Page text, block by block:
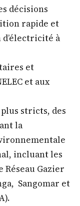
décisions
rapide et
à
et
et aux
stricts, des
la
incluant les
Gazier
Sangomar et